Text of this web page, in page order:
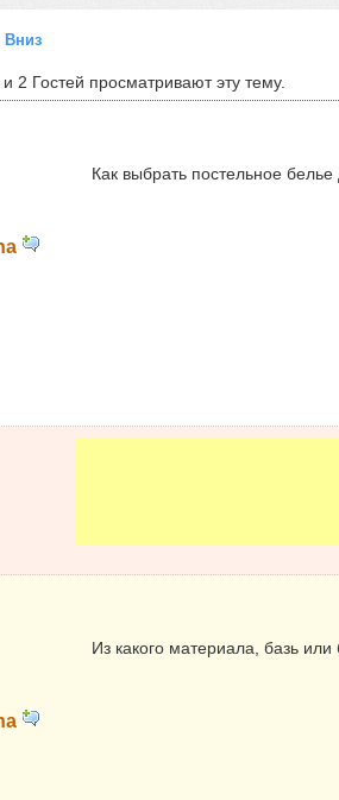
Вниз
2 Гостей просматривают эту тему.
Как выбрать постельное
Из какого материала, базь или